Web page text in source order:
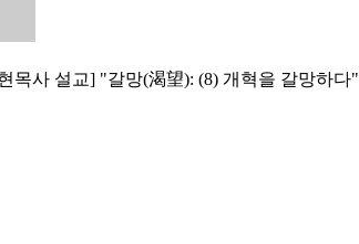
목사 설교] "갈망(渴望): (8) 개혁을 갈망하다"